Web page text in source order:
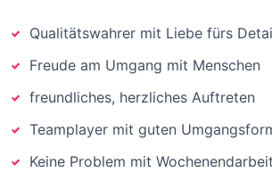
Qualitätswahrer mit Liebe fürs
Freude am Umgang mit Menschen
freundliches, herzliches Auftreten
Teamplayer mit guten
Keine Problem mit Wochenendarbeit